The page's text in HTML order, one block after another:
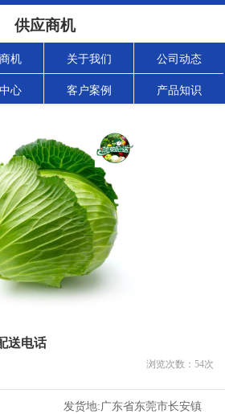
供应商机
机 关于我们 公司动态
心 客户案例 产品知识
送电话
浏览次数： 54次
发货地:广东省东莞市长安镇